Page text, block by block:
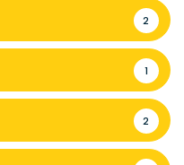
2
1
2